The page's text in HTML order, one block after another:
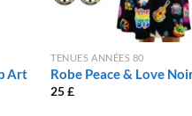
Art
TENUES ANNÉES 80
Robe Peace & Love
25£